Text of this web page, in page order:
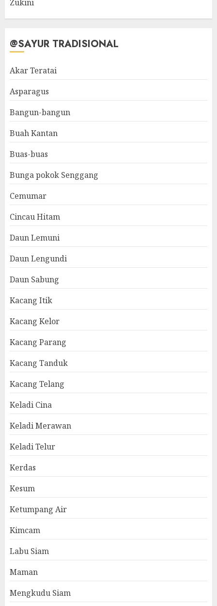
Zukini
@SAYUR TRADISIONAL
Akar Teratai
Asparagus
Bangun-bangun
Buah Kantan
Buas-buas
Bunga pokok Senggang
Cemumar
Cincau Hitam
Daun Lemuni
Daun Lengundi
Daun Sabung
Kacang Itik
Kacang Kelor
Kacang Parang
Kacang Tanduk
Kacang Telang
Keladi Cina
Keladi Merawan
Keladi Telur
Kerdas
Kesum
Ketumpang Air
Kimcam
Labu Siam
Maman
Mengkudu Siam